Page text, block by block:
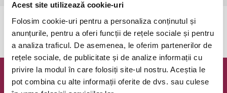
Acest site utilizează cookie-uri
Folosim cookie-uri pentru a personaliza conținutul și
anunțurile, pentru a oferi funcții de rețele sociale și pentru
a analiza traficul. De asemenea, le oferim partenerilor de
rețele sociale, de publicitate și de analize informații cu
privire la modul în care folosiți site-ul nostru. Aceștia le
pot combina cu alte informații oferite de dvs. sau culese
Evenimentul a expirat.
Newsletter @ Bilete.ro